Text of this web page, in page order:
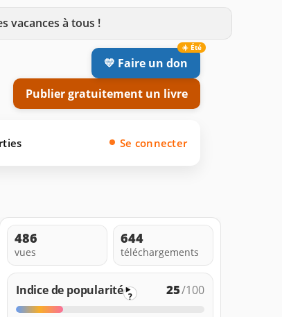
vacances à tous !
💛 Faire un don
Publier gratuitement un livre
Se connecter
486
vues
644
téléchargements
Indice de popularité ? 25/100